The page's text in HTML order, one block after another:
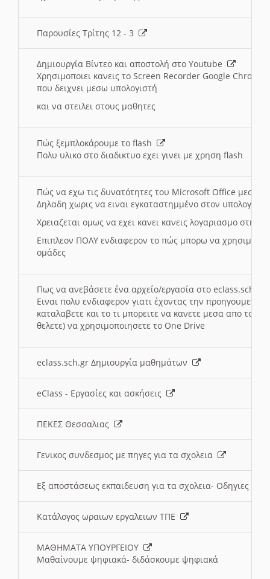
Παρουσίες Τρίτης 12 - 3
Δημιουργία Βίντεο και αποστολή στο Youtube
Χρησιμοποιει κανεις το Screen Recorder Google Chrome
που δειχνει μεσω υπολογιστή
και να στειλει στους μαθητες
Πώς ξεμπλοκάρουμε το flash
Πολυ υλικο στο διαδικτυο εχει γινει με χρηση flash
Πώς να εχω τις δυνατότητες του Microsoft Office μεσω
Δηλαδη χωρις να ειναι εγκαταστημμένο στον
Χρειαζεται ομως να εχει κανει κανεις λογαριασμο στη
Επιπλεον ΠΟΛΥ ενδιαφερον το πώς μπορω να
ομάδες
Πως να ανεβάσετε ένα αρχείο/εργασία στο eclass.sch.gr
Ειναι πολυ ενδιαφερον γιατι έχοντας την
καταλαβετε και το τι μπορειτε να κανετε μεσα απο το
θελετε) να χρησιμοποιησετε το One Drive
eclass.sch.gr Δημιουργία μαθημάτων
eClass - Εργασίες και ασκήσεις
ΠΕΚΕΣ Θεσσαλιας
Γενικος συνδεσμος με πηγες για τα σχολεια
Εξ αποστάσεως εκπαιδευση για τα σχολεια- Οδηγιες
Κατάλογος ωραιων εργαλειων ΤΠΕ
ΜΑΘΗΜΑΤΑ ΥΠΟΥΡΓΕΙΟΥ
Μαθαίνουμε ψηφιακά- διδάσκουμε ψηφιακά